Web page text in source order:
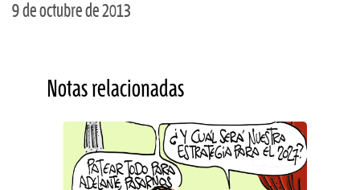
9 de octubre de 2013
Notas relacionadas